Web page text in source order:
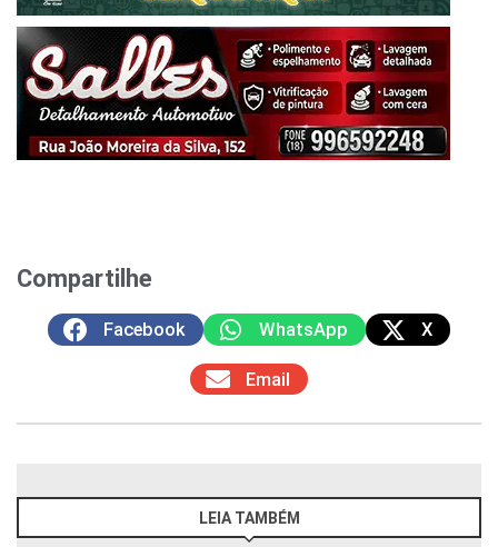
Compartilhe
Facebook WhatsApp X
Email
LEIA TAMBÉM